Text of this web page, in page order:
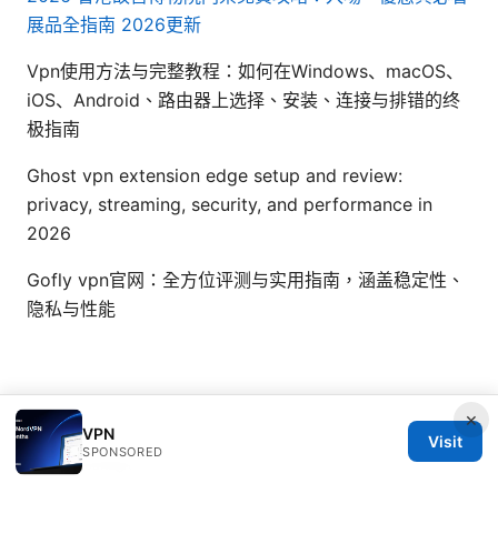
展品全指南 2026更新
Vpn使用方法与完整教程：如何在Windows、macOS、
iOS、Android、路由器上选择、安装、连接与排错的终
极指南
Ghost vpn extension edge setup and review:
privacy, streaming, security, and performance in
2026
Gofly vpn官网：全方位评测与实用指南，涵盖稳定性、
隐私与性能
×
VPN
SPONSORED
Visit
© Nutrahealthgrow 2026